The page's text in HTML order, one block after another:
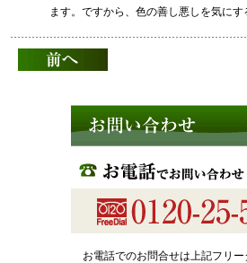
ます。ですから、色の善し悪しを気にす
お電話でのお問合せは上記フリー